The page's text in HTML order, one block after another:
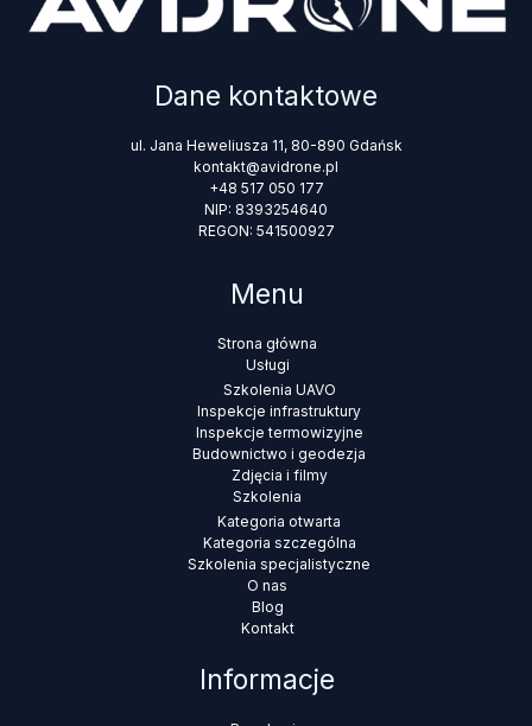
Dane kontaktowe
ul. Jana Heweliusza 11, 80-890 Gdańsk
kontakt@avidrone.pl
+48 517 050 177
NIP: 8393254640
REGON: 541500927
Menu
Strona główna
Usługi
Szkolenia UAVO
Inspekcje infrastruktury
Inspekcje termowizyjne
Budownictwo i geodezja
Zdjęcia i filmy
Szkolenia
Kategoria otwarta
Kategoria szczególna
Szkolenia specjalistyczne
O nas
Blog
Kontakt
Informacje